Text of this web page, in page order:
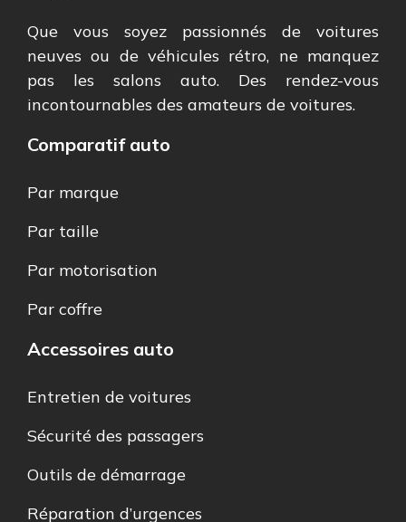
Que vous soyez passionnés de voitures
neuves ou de véhicules rétro, ne manquez
pas les salons auto. Des rendez-vous
incontournables des amateurs de voitures.
Comparatif auto
Par marque
Par taille
Par motorisation
Par coffre
Accessoires auto
Entretien de voitures
Sécurité des passagers
Outils de démarrage
Réparation d’urgences